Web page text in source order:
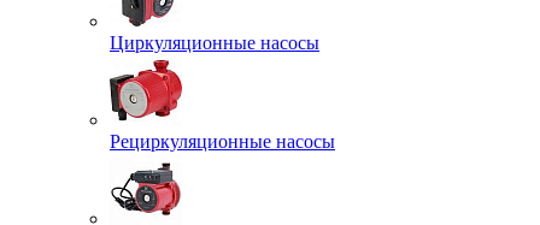
Циркуляционные насосы
Рециркуляционные насосы